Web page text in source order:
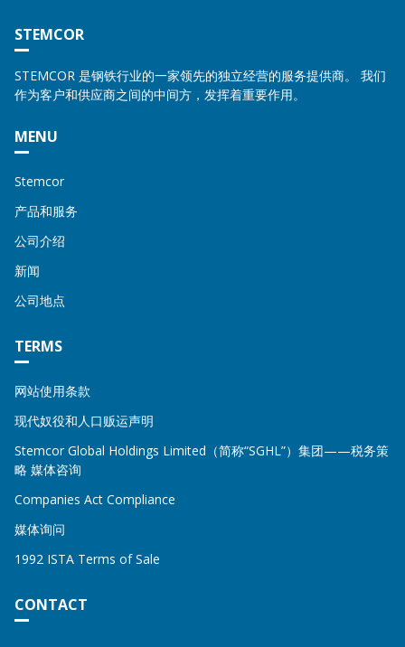
STEMCOR
STEMCOR 是钢铁行业的一家领先的独立经营的服务提供商。 我们
作为客户和供应商之间的中间方，发挥着重要作用。
MENU
Stemcor
产品和服务
公司介绍
新闻
公司地点
TERMS
网站使用条款
现代奴役和人口贩运声明
Stemcor Global Holdings Limited（简称“SGHL”）集团——税务策
略 媒体咨询
Companies Act Compliance
媒体询问
1992 ISTA Terms of Sale
CONTACT